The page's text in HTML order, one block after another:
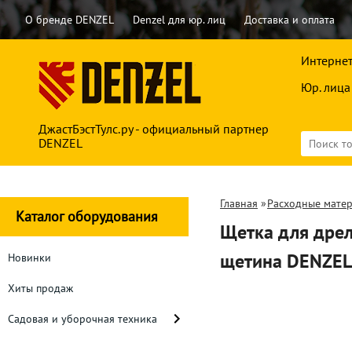
О бренде DENZEL Denzel для юр. лиц Доставка и оплата
ДжастБэстТулс.ру - официальный партнер
DENZEL
Юр. лица
Каталог оборудования
Новинки
Хиты продаж
Садовая и уборочная техника
Главная »Расходные
Щетка для
щетина